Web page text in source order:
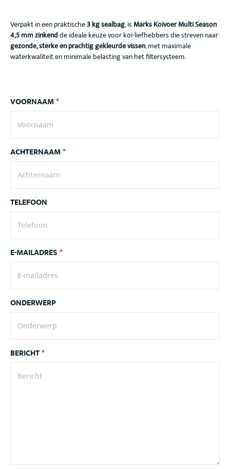
Verpakt in een praktische3 kg sealbag, isMarks Koivoer Multi Season
4,5 mm zinkendde ideale keuze voor koi-liefhebbers die streven naar
gezonde, sterke en prachtig gekleurde vissen, met maximale
waterkwaliteit en minimale belasting van het filtersysteem.
VOORNAAM*
ACHTERNAAM*
TELEFOON
E-MAILADRES*
ONDERWERP
BERICHT*